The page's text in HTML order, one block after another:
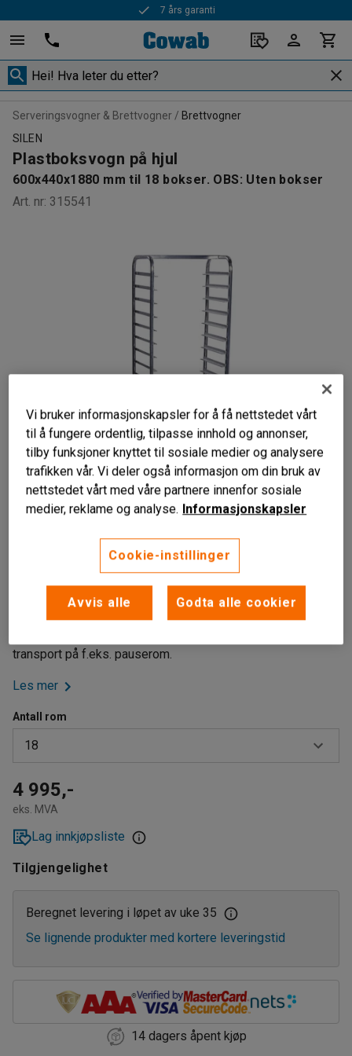
7 års garanti
Serveringsvogner & Brettvogner
Brettvogner
SILEN
Plastboksvogn på hjul
600x440x1880 mm til 18 bokser. OBS: Uten bokser
Art. nr: 315541
Fire hjul
Kan lastes med opptil 150 kg
transport på f.eks. pauserom.
Les mer
Antall rom
18
18
36
4 995,-
eks. MVA
Lag innkjøpsliste
Tilgjengelighet
Beregnet levering i løpet av uke 35
Se lignende produkter med kortere leveringstid
14 dagers åpent kjøp
Vi bruker informasjonskapsler for å få nettstedet vårt
til å fungere ordentlig, tilpasse innhold og annonser,
tilby funksjoner knyttet til sosiale medier og analysere
trafikken vår. Vi deler også informasjon om din bruk av
nettstedet vårt med våre partnere innenfor sosiale
medier, reklame og analyse. Informasjonskapsler
Cookie-instillinger
Avvis alle Godta alle cookier